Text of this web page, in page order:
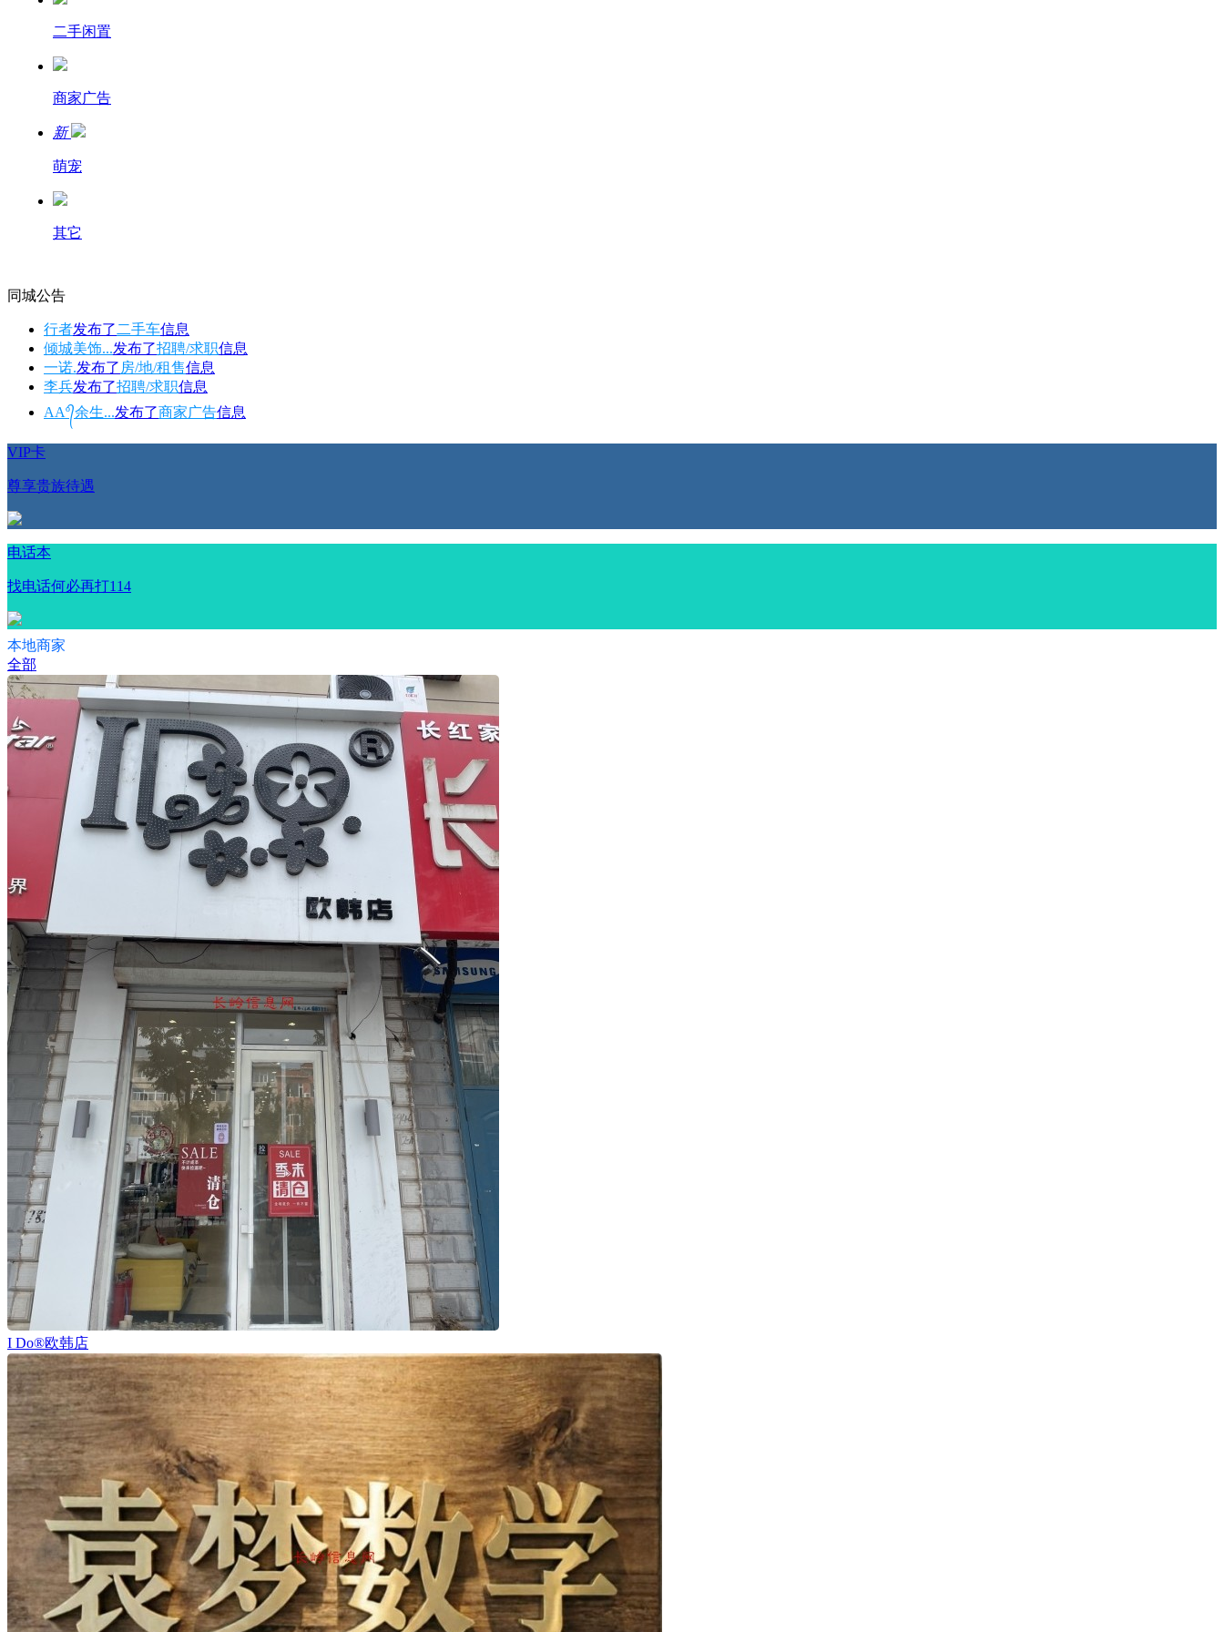
二手闲置
商家广告
新
萌宠
其它
同城公告
行者发布了 二手车信息
倾城美饰...发布了招聘/求职信息
一诺.发布了 房/地/租售信息
李兵发布了招聘/求职信息
AAº᭄余生...发布了商家广告信息
VIP卡
尊享贵族待遇
电话本
找电话何必再打114
本地商家
全部
I Do®欧韩店